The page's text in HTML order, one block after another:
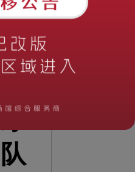
科
普
才
队